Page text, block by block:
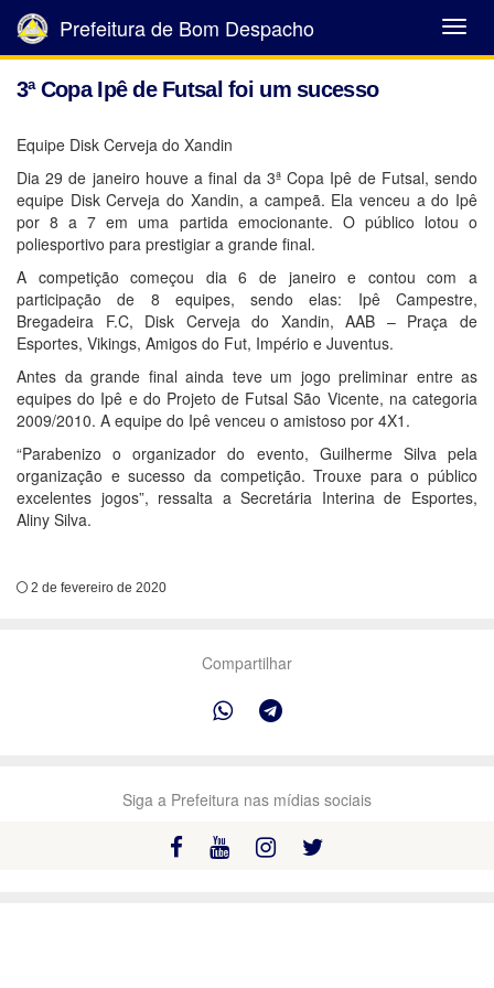
Abrir
Menu
Prefeitura de Bom Despacho
3ª Copa Ipê de Futsal foi um sucesso
Equipe Disk Cerveja do Xandin
Dia 29 de janeiro houve a final da 3ª Copa Ipê de Futsal, sendo
equipe Disk Cerveja do Xandin, a campeã. Ela venceu a do Ipê
por 8 a 7 em uma partida emocionante. O público lotou o
poliesportivo para prestigiar a grande final.
A competição começou dia 6 de janeiro e contou com a
participação de 8 equipes, sendo elas: Ipê Campestre,
Bregadeira F.C, Disk Cerveja do Xandin, AAB – Praça de
Esportes, Vikings, Amigos do Fut, Império e Juventus.
Antes da grande final ainda teve um jogo preliminar entre as
equipes do Ipê e do Projeto de Futsal São Vicente, na categoria
2009/2010. A equipe do Ipê venceu o amistoso por 4X1.
“Parabenizo o organizador do evento, Guilherme Silva pela
organização e sucesso da competição. Trouxe para o público
excelentes jogos”, ressalta a Secretária Interina de Esportes,
Aliny Silva.
2 de fevereiro de 2020
Compartilhar
Siga a Prefeitura nas mídias sociais